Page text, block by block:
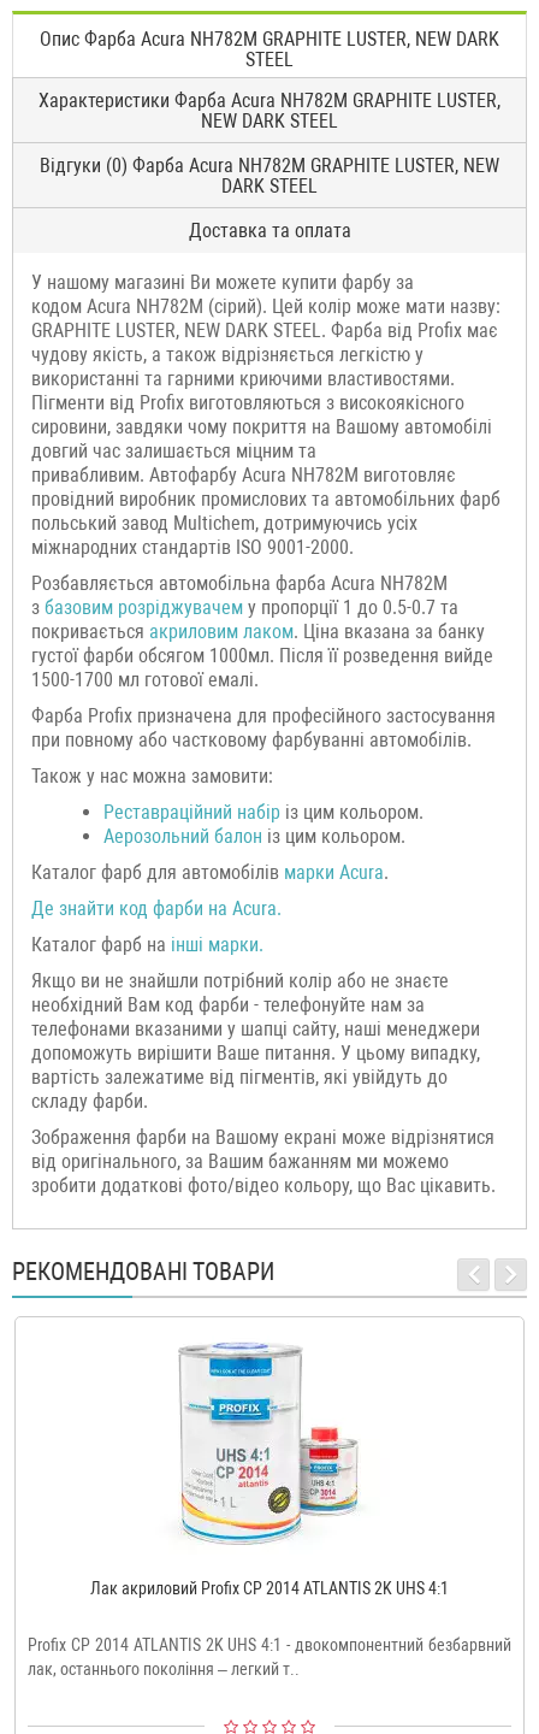
Опис Фарба Acura NH782M GRAPHITE LUSTER, NEW DARK
STEEL
Характеристики Фарба Acura NH782M GRAPHITE LUSTER,
NEW DARK STEEL
Відгуки (0) Фарба Acura NH782M GRAPHITE LUSTER, NEW
DARK STEEL
Доставка та оплата
У нашому магазині Ви можете купити фарбу за
кодом Acura NH782M (сірий). Цей колір може мати назву:
GRAPHITE LUSTER, NEW DARK STEEL. Фарба від Profix має
чудову якість, а також відрізняється легкістю у
використанні та гарними криючими властивостями.
Пігменти від Profix виготовляються з високоякісного
сировини, завдяки чому покриття на Вашому автомобілі
довгий час залишається міцним та
привабливим. Автофарбу Acura NH782M виготовляє
провідний виробник промислових та автомобільних фарб
польський завод Multichem, дотримуючись усіх
міжнародних стандартів ISO 9001-2000.
Розбавляється автомобільна фарба Acura NH782M
з базовим розріджувачем у пропорції 1 до 0.5-0.7 та
покривається акриловим лаком. Ціна вказана за банку
густої фарби обсягом 1000мл. Після її розведення вийде
1500-1700 мл готової емалі.
Фарба Profix призначена для професійного застосування
при повному або частковому фарбуванні автомобілів.
Також у нас можна замовити:
Реставраційний набір із цим кольором.
Аерозольний балон із цим кольором.
Каталог фарб для автомобілів марки Acura.
Де знайти код фарби на Acura.
Каталог фарб на інші марки.
Якщо ви не знайшли потрібний колір або не знаєте
необхідний Вам код фарби - телефонуйте нам за
телефонами вказаними у шапці сайту, наші менеджери
допоможуть вирішити Ваше питання. У цьому випадку,
вартість залежатиме від пігментів, які увійдуть до
складу фарби.
Зображення фарби на Вашому екрані може відрізнятися
від оригінального, за Вашим бажанням ми можемо
зробити додаткові фото/відео кольору, що Вас цікавить.
РЕКОМЕНДОВАНІ ТОВАРИ
Лак акриловий Profix CP 2014 ATLANTIS 2K UHS 4:1
Profix CP 2014 ATLANTIS 2K UHS 4:1 - двокомпонентний безбарвний
лак, останнього покоління – легкий т..